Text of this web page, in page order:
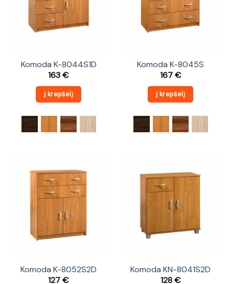
Komoda K-8044S1D
163€
Į krepšelį
Komoda K-8045S
167€
Į krepšelį
Komoda K-8052S2D
127€
Komoda KN-8041S2D
128€